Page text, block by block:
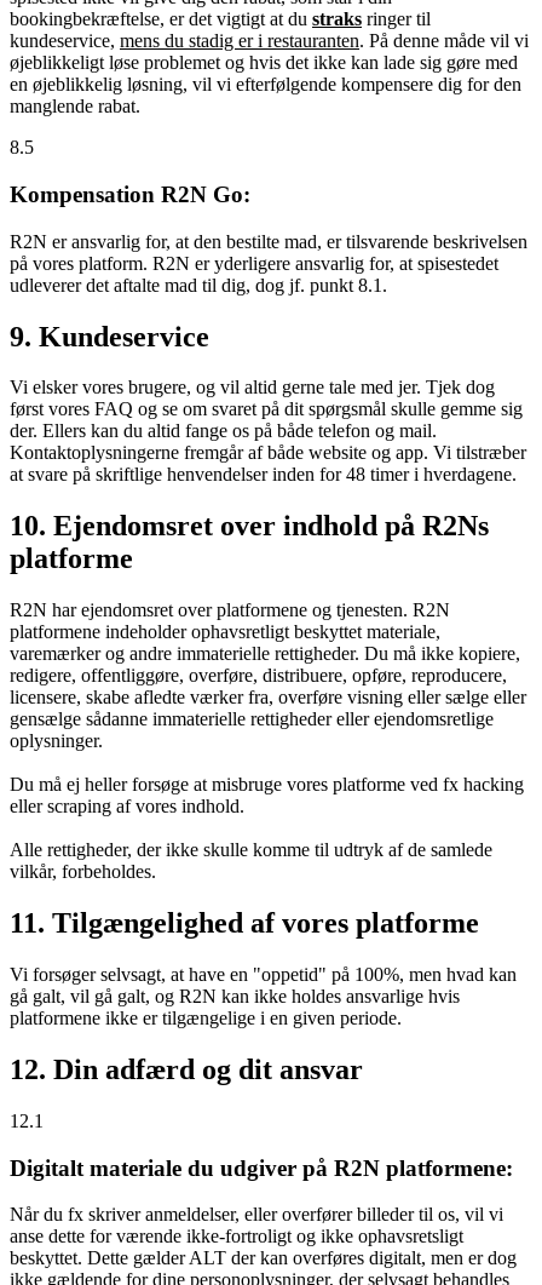
bookingbekræftelse, er det vigtigt at du straks ringer til
kundeservice, mens du stadig er i restauranten. På denne måde vil vi
øjeblikkeligt løse problemet og hvis det ikke kan lade sig gøre med
en øjeblikkelig løsning, vil vi efterfølgende kompensere dig for den
manglende rabat.
8.5
Kompensation R2N Go:
R2N er ansvarlig for, at den bestilte mad, er tilsvarende beskrivelsen
på vores platform. R2N er yderligere ansvarlig for, at spisestedet
udleverer det aftalte mad til dig, dog jf. punkt 8.1.
9. Kundeservice
Vi elsker vores brugere, og vil altid gerne tale med jer. Tjek dog
først vores FAQ og se om svaret på dit spørgsmål skulle gemme sig
der. Ellers kan du altid fange os på både telefon og mail.
Kontaktoplysningerne fremgår af både website og app. Vi tilstræber
at svare på skriftlige henvendelser inden for 48 timer i hverdagene.
10. Ejendomsret over indhold på R2Ns
platforme
R2N har ejendomsret over platformene og tjenesten. R2N
platformene indeholder ophavsretligt beskyttet materiale,
varemærker og andre immaterielle rettigheder. Du må ikke kopiere,
redigere, offentliggøre, overføre, distribuere, opføre, reproducere,
licensere, skabe afledte værker fra, overføre visning eller sælge eller
gensælge sådanne immaterielle rettigheder eller ejendomsretlige
oplysninger.
Du må ej heller forsøge at misbruge vores platforme ved fx hacking
eller scraping af vores indhold.
Alle rettigheder, der ikke skulle komme til udtryk af de samlede
vilkår, forbeholdes.
11. Tilgængelighed af vores platforme
Vi forsøger selvsagt, at have en "oppetid" på 100%, men hvad kan
gå galt, vil gå galt, og R2N kan ikke holdes ansvarlige hvis
platformene ikke er tilgængelige i en given periode.
12. Din adfærd og dit ansvar
12.1
Digitalt materiale du udgiver på R2N platformene:
Når du fx skriver anmeldelser, eller overfører billeder til os, vil vi
anse dette for værende ikke-fortroligt og ikke ophavsretsligt
beskyttet. Dette gælder ALT der kan overføres digitalt, men er dog
ikke gældende for dine personoplysninger, der selvsagt behandles